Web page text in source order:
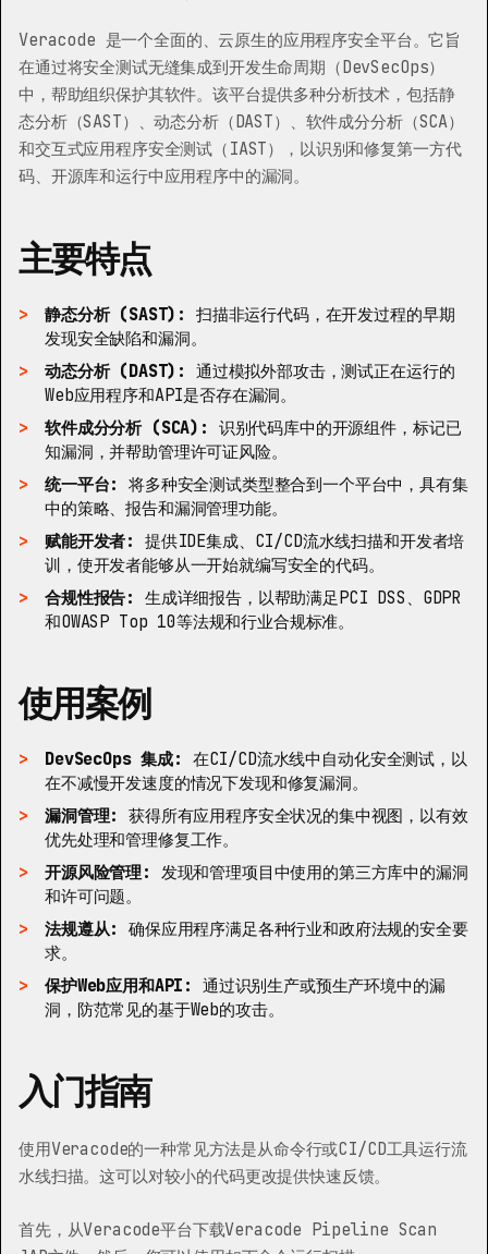
Veracode 是一个全面的、云原生的应用程序安全平台。它旨
在通过将安全测试无缝集成到开发生命周期（DevSecOps）
中，帮助组织保护其软件。该平台提供多种分析技术，包括静
态分析（SAST）、动态分析（DAST）、软件成分分析（SCA）
和交互式应用程序安全测试（IAST），以识别和修复第一方代
码、开源库和运行中应用程序中的漏洞。
主要特点
静态分析 (SAST): 扫描非运行代码，在开发过程的早期
发现安全缺陷和漏洞。
动态分析 (DAST): 通过模拟外部攻击，测试正在运行的
Web应用程序和API是否存在漏洞。
软件成分分析 (SCA): 识别代码库中的开源组件，标记已
知漏洞，并帮助管理许可证风险。
统一平台: 将多种安全测试类型整合到一个平台中，具有集
中的策略、报告和漏洞管理功能。
赋能开发者: 提供IDE集成、CI/CD流水线扫描和开发者培
训，使开发者能够从一开始就编写安全的代码。
合规性报告: 生成详细报告，以帮助满足PCI DSS、GDPR
和OWASP Top 10等法规和行业合规标准。
使用案例
DevSecOps 集成: 在CI/CD流水线中自动化安全测试，以
在不减慢开发速度的情况下发现和修复漏洞。
漏洞管理: 获得所有应用程序安全状况的集中视图，以有效
优先处理和管理修复工作。
开源风险管理: 发现和管理项目中使用的第三方库中的漏洞
和许可问题。
法规遵从: 确保应用程序满足各种行业和政府法规的安全要
求。
保护Web应用和API: 通过识别生产或预生产环境中的漏
洞，防范常见的基于Web的攻击。
入门指南
使用Veracode的一种常见方法是从命令行或CI/CD工具运行流
水线扫描。这可以对较小的代码更改提供快速反馈。
首先，从Veracode平台下载Veracode Pipeline Scan